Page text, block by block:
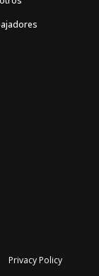
Privacy Policy